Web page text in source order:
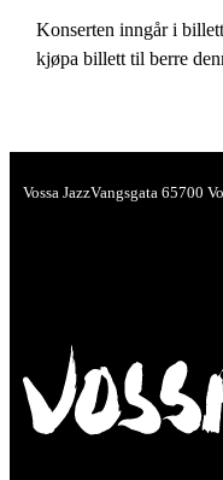
Konserten inngår i
kjøpa billett til berre
Vossa JazzVangsgata 65700